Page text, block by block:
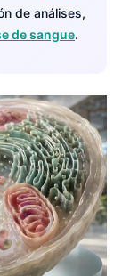
de análises,
de sangue.